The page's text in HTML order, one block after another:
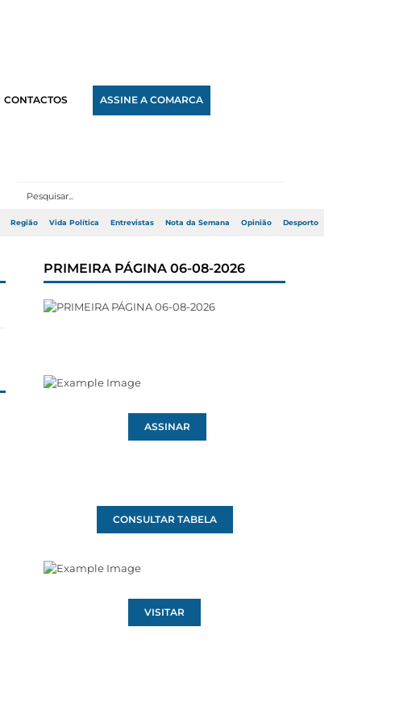
CONTACTOS ASSINE A COMARCA
Região Vida Política Entrevistas Nota da Semana Opinião Desporto
PRIMEIRA PÁGINA 06-08-2026
ASSINAR
CONSULTAR TABELA
VISITAR